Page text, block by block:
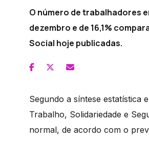
O número de trabalhadores
dezembro e de 16,1%
Social hoje publicadas.
Segundo a síntese estatística
Trabalho, Solidariedade e
normal, de acordo com o